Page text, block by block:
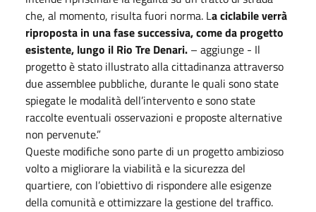
che, al momento, risulta fuori norma. La ciclabile verrà
riproposta in una fase successiva, come da progetto
esistente, lungo il Rio Tre Denari. – aggiunge - Il
progetto è stato illustrato alla cittadinanza attraverso
due assemblee pubbliche, durante le quali sono state
spiegate le modalità dell’intervento e sono state
raccolte eventuali osservazioni e proposte alternative
non pervenute.”
Queste modifiche sono parte di un progetto ambizioso
volto a migliorare la viabilità e la sicurezza del
quartiere, con l’obiettivo di rispondere alle esigenze
della comunità e ottimizzare la gestione del traffico.